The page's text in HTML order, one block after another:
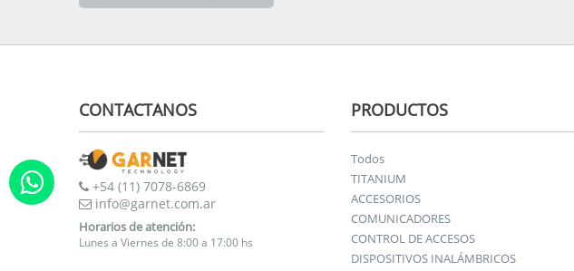
CONTACTANOS
+54 (11) 7078-6869
info@garnet.com.ar
Horarios de atención:
Lunes a Viernes de 8:00 a 17:00 hs
PRODUCTOS
Todos
TITANIUM
ACCESORIOS
COMUNICADORES
CONTROL DE ACCESOS
DISPOSITIVOS INALÁMBRICOS